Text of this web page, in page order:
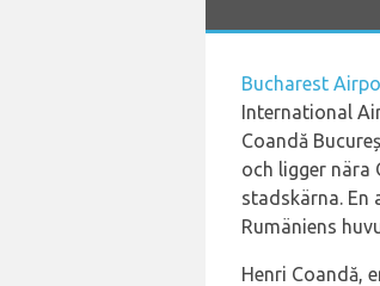
Bucharest
International
Coandă
och ligger nära
stadskärna. En
Rumäniens
Henri Coandă,